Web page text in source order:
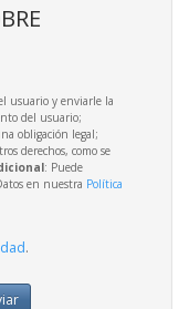
usuario y enviarle la
del usuario;
obligación legal;
derechos, como se
: Puede
en nuestra Política
.